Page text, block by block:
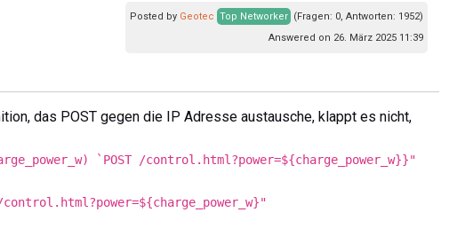
Posted by Geotec Top Networker (Fragen: 0, Antworten: 1952)
Answered on 26. März 2025 11:39
das POST gegen die IP Adresse austausche, klappt es nicht,
`POST /control.html?power=${charge_power_w}}"